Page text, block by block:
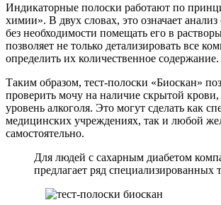
Индикаторные полоски работают по
химии». В двух словах, это означает анализ
без необходимости помещать его в
позволяет не только детализировать все
определить их количественное содержание.
Таким образом, тест-полоски «Биоскан»
проверить мочу на наличие скрытой
уровень алкоголя. Это могут сделать как
медицинских учреждениях, так и любой
самостоятельно.
Для людей с сахарным диабетом
предлагает ряд специализированных